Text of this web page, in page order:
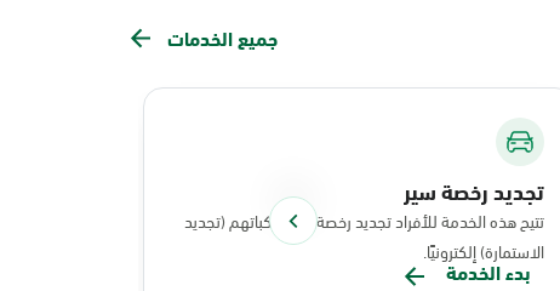
جميع الخدمات
تجديد رخصة سير
تتيح هذه الخدمة للأفراد تجديد رخصة سير مركباتهم (تجديد
الاستمارة) إلكترونيًا.
بدء الخدمة